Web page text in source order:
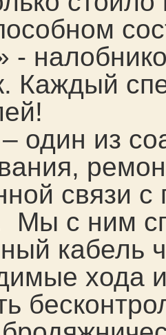
-
Каждый
один из
связи
Мы с ним
кабель
хода